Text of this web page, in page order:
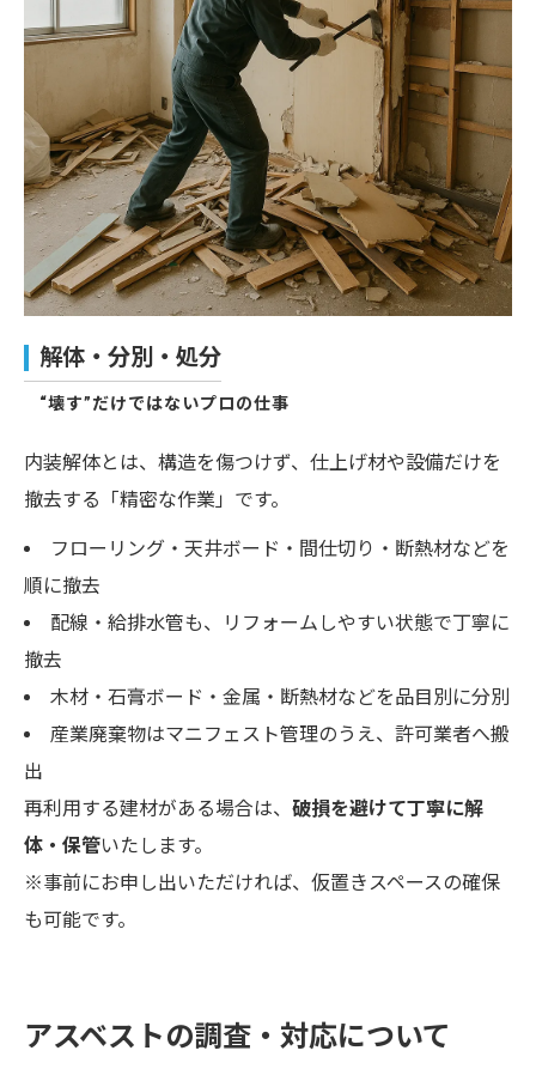
解体・分別・処分
“壊す”だけではないプロの仕事
内装解体とは、構造を傷つけず、仕上げ材や設備だけを
撤去する「精密な作業」です。
フローリング・天井ボード・間仕切り・断熱材などを
順に撤去
配線・給排水管も、リフォームしやすい状態で丁寧に
撤去
木材・石膏ボード・金属・断熱材などを品目別に分別
産業廃棄物はマニフェスト管理のうえ、許可業者へ搬
出
再利用する建材がある場合は、 破損を避けて丁寧に解
体・保管いたします。
※事前にお申し出いただければ、仮置きスペースの確保
も可能です。
アスベストの調査・対応について